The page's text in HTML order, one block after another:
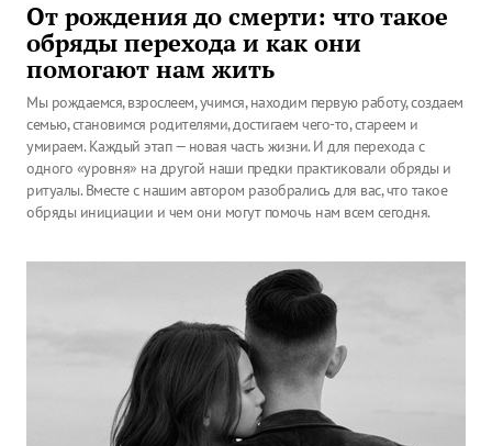
От рождения до смерти: что такое
обряды перехода и как они
помогают нам жить
Мы рождаемся, взрослеем, учимся, находим первую работу, создаем
семью, становимся родителями, достигаем чего-то, стареем и
умираем. Каждый этап — новая часть жизни. И для перехода с
одного «уровня» на другой наши предки практиковали обряды и
ритуалы. Вместе с нашим автором разобрались для вас, что такое
обряды инициации и чем они могут помочь нам всем сегодня.